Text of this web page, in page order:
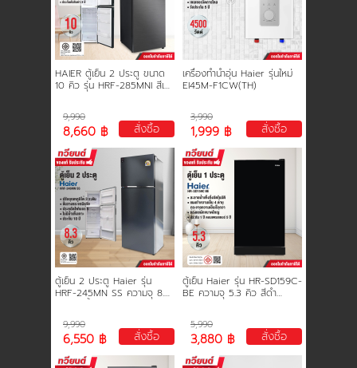
HAIER ตู้เย็น 2 ประตู ขนาด
10 คิว รุ่น HRF-285MNI สีเทา
9,990
8,660 ฿ สั่งซื้อ
เครื่องทำน้ำอุ่น Haier รุ่นใหม่
EI45M-F1CW(TH)
3,990
1,999 ฿ สั่งซื้อ
ตู้เย็น 2 ประตู Haier รุ่น
HRF-245MN SS ความจุ 8.3
10 ปี
9,990
6,550 ฿ สั่งซื้อ
ตู้เย็น Haier รุ่น HR-SD159C-
BE ความจุ 5.3 คิว สีดำ
5,990
3,880 ฿ สั่งซื้อ